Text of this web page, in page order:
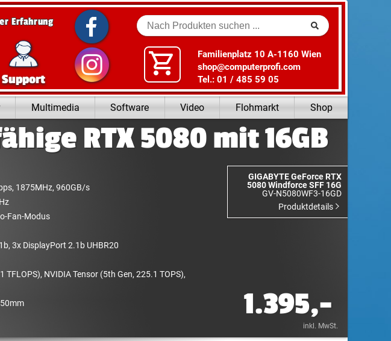
Erfahrung
Support
Suche
Familienplatz 10 A-1160 Wien
shop@computerprofi.com
Tel.: 01 / 485 59 05
Multimedia Software Video Flohmarkt Shop
RTX 5080 mit 16GB
1875MHz, 960GB/​s
Fan-Modus
3x DisplayPort 2.1b UHBR20
TFLOPS), NVIDIA Tensor (5th Gen, 225.1 TOPS),
GIGABYTE GeForce RTX
5080 Windforce SFF 16G
GV-N5080WF3-16GD
Produktdetails
1.395,-
inkl. MwSt.